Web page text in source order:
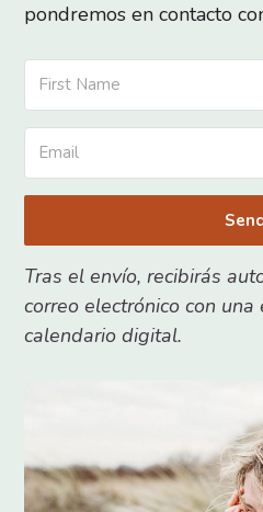
pondremos en contacto
Tras el envío, recibirás
correo electrónico con
calendario digital.